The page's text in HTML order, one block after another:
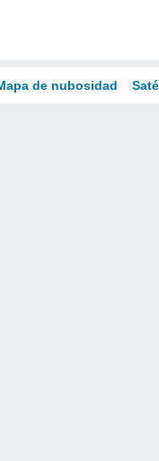
de nubosidad